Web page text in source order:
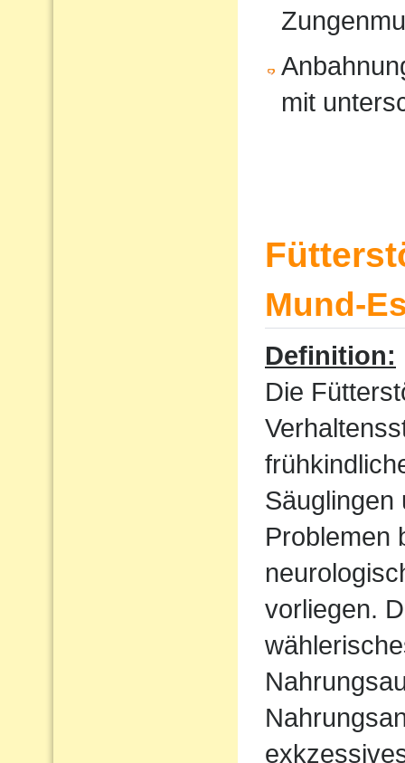
mit
Mund-
Definition:
Die
Säuglingen
Problemen
vorliegen.